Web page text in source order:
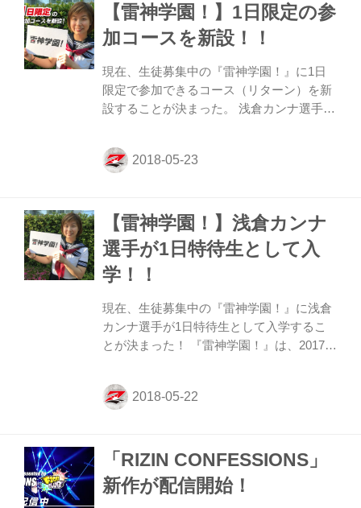
なるドキュメンタリー番組。 新作エピソー
ド（#13）では、5月6日（土）にマリンメ
ッセ福岡で行われた『RIZIN.10』の舞台裏
を中心に、朝倉海選手とマネル・ケイプ選
手による試合分析や心情、朝倉兄弟が描く
夢とは・・・。 村田夏南子選手の母へ捧げ
【雷神学園！】1日限定の参
加コースを新設！！
現在、生徒募集中の『雷神学園！』に1日
限定で参加できるコース（リターン）を新
設することが決まった。 浅倉カンナ選手の
イト、ツイッターで告知したところ、お問
い合わせが殺到！ 6月2日（土）に行われる
できるコース（リターン）を新設する運び
となった。 新たに追加された2コース（リ
ターン）は、20名限定の「学生Z / 一般会
員（1日限定）」と、5名限定で補習（食事
ド会員（1日限定）」を5月31日（木）当日
中まで募集している。 また、特典だっ...
【雷神学園！】浅倉カンナ
選手が1日特待生として入
学！！
現在、生徒募集中の『雷神学園！』に浅倉
カンナ選手が1日特待生として入学するこ
とが決まった！ 『雷神学園！』は、2017年
した『ビジネス男塾』をリニューアル。榊
原信行『RIZIN』実行委員長が学長とな
目が予定され、各授業ごとにグループワー
ク、意見交換など毎回、テーマや趣向を変
えながら『RIZIN』で実施する企画を生徒
「RIZIN CONFESSIONS」
新作が配信開始！